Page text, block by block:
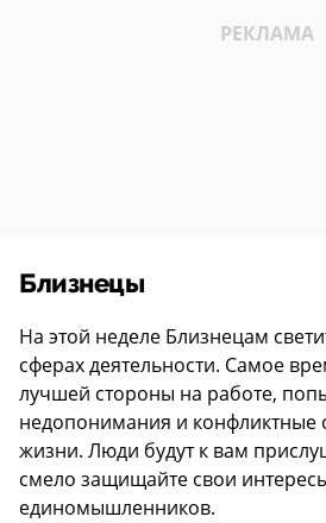
Близнецы
На этой неделе Близнецам
сферах деятельности. Самое
лучшей стороны на работе,
недопонимания и конфликтные
жизни. Люди будут к вам
смело защищайте свои
единомышленников.